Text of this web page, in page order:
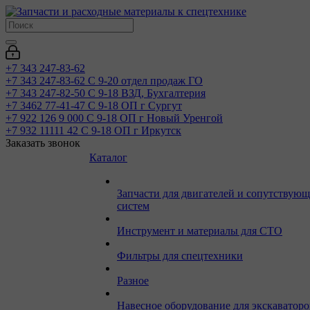
+7 343 247-83-62
+7 343 247-83-62 С 9-20 отдел продаж ГО
+7 343 247-82-50 С 9-18 ВЗД, Бухгалтерия
+7 3462 77-41-47 С 9-18 ОП г Сургут
+7 922 126 9 000 С 9-18 ОП г Новый Уренгой
+7 932 11111 42 С 9-18 ОП г Иркутск
Заказать звонок
Каталог
Запчасти для двигателей и
систем
Инструмент и материалы для СТО
Фильтры для спецтехники
Разное
Навесное оборудование для